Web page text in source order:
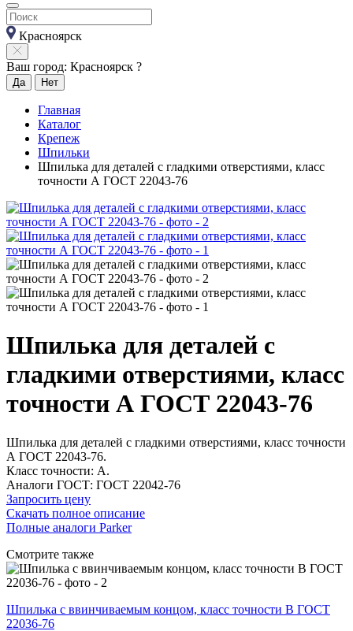
Красноярск
Ваш город: Красноярск ?
Да Нет
Главная
Каталог
Крепеж
Шпильки
Шпилька для деталей с гладкими отверстиями, класс
точности А ГОСТ 22043-76
Шпилька для деталей с
гладкими отверстиями, класс
точности А ГОСТ 22043-76
Шпилька для деталей с гладкими отверстиями, класс точности
А ГОСТ 22043-76.
Класс точности: А.
Аналоги ГОСТ: ГОСТ 22042-76
Запросить цену
Скачать полное описание
Полные аналоги Parker
Смотрите также
Шпилька с ввинчиваемым концом, класс точности В ГОСТ
22036-76